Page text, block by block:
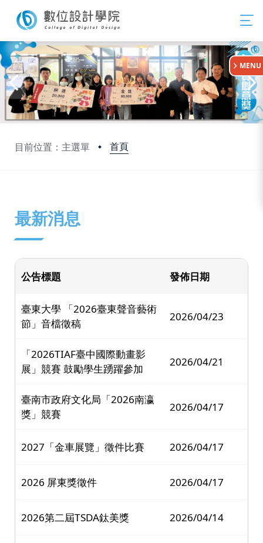
目前位置：主選單 首頁
:::
MENU
最新消息
公告標題 發佈日期
臺東大學 「2026臺東聲音藝術
節」音檔徵稿
2026/04/23
「2026TIAF臺中國際動畫影
展」競賽 鼓勵學生踴躍參加
2026/04/21
臺南市政府文化局「2026南瀛
獎」競賽
2026/04/17
2027「金車展覽」徵件比賽 2026/04/17
2026 屏東獎徵件 2026/04/17
2026第二屆TSDA鈦美獎 2026/04/14